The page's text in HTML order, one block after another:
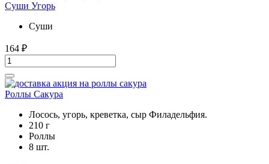
Суши Угорь
Суши
164 ₽
Роллы Сакура
Лосось, угорь, креветка, сыр Филадельфия.
210 г
Роллы
8 шт.